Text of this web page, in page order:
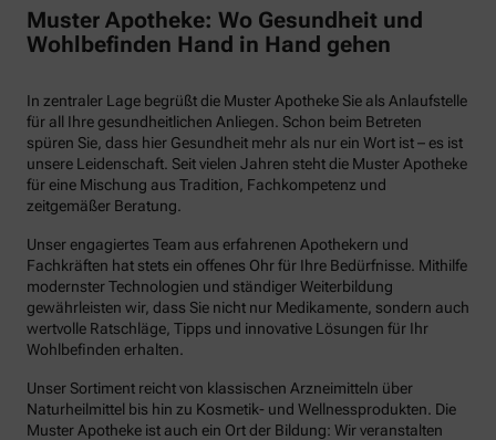
Muster Apotheke: Wo Gesundheit und
Wohlbefinden Hand in Hand gehen
In zentraler Lage begrüßt die Muster Apotheke Sie als Anlaufstelle
für all Ihre gesundheitlichen Anliegen. Schon beim Betreten
spüren Sie, dass hier Gesundheit mehr als nur ein Wort ist – es ist
unsere Leidenschaft. Seit vielen Jahren steht die Muster Apotheke
für eine Mischung aus Tradition, Fachkompetenz und
zeitgemäßer Beratung.
Unser engagiertes Team aus erfahrenen Apothekern und
Fachkräften hat stets ein offenes Ohr für Ihre Bedürfnisse. Mithilfe
modernster Technologien und ständiger Weiterbildung
gewährleisten wir, dass Sie nicht nur Medikamente, sondern auch
wertvolle Ratschläge, Tipps und innovative Lösungen für Ihr
Wohlbefinden erhalten.
Unser Sortiment reicht von klassischen Arzneimitteln über
Naturheilmittel bis hin zu Kosmetik- und Wellnessprodukten. Die
Muster Apotheke ist auch ein Ort der Bildung: Wir veranstalten